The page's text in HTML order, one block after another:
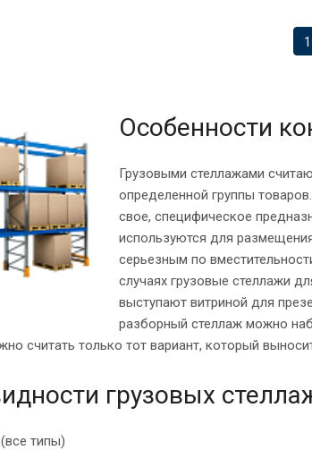
1
Особенности
Грузовыми стеллажами
определенной группы
свое, специфическое
используются для
серьезным по
случаях грузовые стеллажи
выступают витриной для
разборный стеллаж можно
считать только тот вариант, который
грузовых
типы)